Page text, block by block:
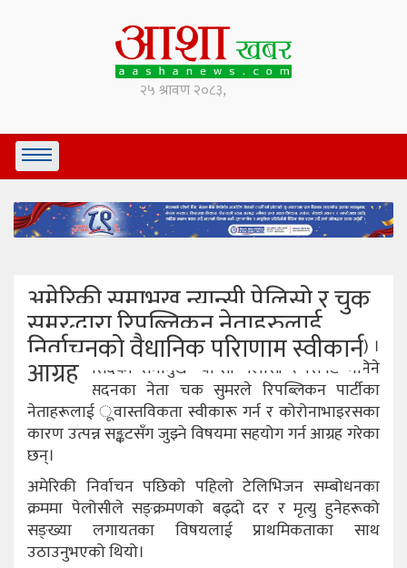
अमेरिकी समाभुख न्यान्सी पेलिसो र चुक
सुमरद्धारा रिपब्लिकन नेताहरुलाई
निर्वाचनको वैधानिक परिाणाम स्वीकार्न
आग्रह
वाशिंटन डी.सी.(संयुक्त राज्य अमेरिका), २८ कार्तिक (बीबीसी) ।
अमेरिकी संसदकी सभामुख न्यान्सी पेलोसी र सिनेट भनिने
माथिल्लो सदनका नेता चक सुमरले रिपब्लिकन पार्टीका
नेताहरूलाई ूवास्तविकता स्वीकारू गर्न र कोरोनाभाइरसका
कारण उत्पन्न सङ्कटसँग जुझ्ने विषयमा सहयोग गर्न आग्रह गरेका
छन्।
अमेरिकी निर्वाचन पछिको पहिलो टेलिभिजन सम्बोधनका
क्रममा पेलोसीले सङ्क्रमणको बढ्दो दर र मृत्यु हुनेहरूको
सङ्ख्या लगायतका विषयलाई प्राथमिकताका साथ
उठाउनुभएको थियो।